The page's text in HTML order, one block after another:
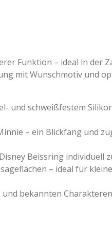
Funktion – ideal in der
mit Wunschmotiv und
und schweißfestem
– ein Blickfang und
Beissring individuell
– ideal für
bekannten